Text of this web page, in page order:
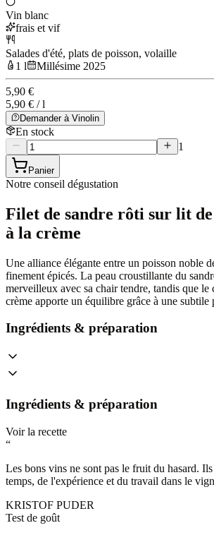
Vin blanc
frais et vif
Salades d'été, plats de poisson, volaille
1 l
Millésime 2025
5,90 €
5,90 € / l
Demander à Vinolin
En stock
1
Panier
Notre conseil dégustation
Filet de sandre rôti sur lit
à la crème
Une alliance élégante entre un poisson noble
finement épicés. La peau croustillante du
merveilleux avec sa chair tendre, tandis que le
crème apporte un équilibre grâce à une subtile
Ingrédients & préparation
Ingrédients & préparation
Voir la recette
“
Les bons vins ne sont pas le fruit du hasard.
temps, de l'expérience et du travail dans le
KRISTOF PUDER
Test de goût